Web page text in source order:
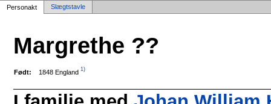
Personakt Slægtstavle
Margrethe ??
Født: 1848 England 1)